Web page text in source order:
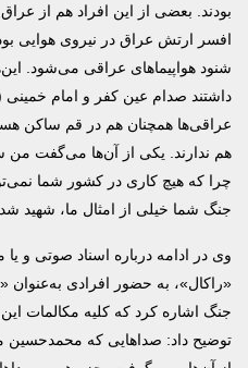
بودند. بعضی از این افراد هم از
افسر ارتش عراق در نیروی هوایی
شنود هواپیماهای عراقی می‌شود.
داشتند صدام عین کفر و امام
عراقی‌ها همچنان هم در قم ساکن
هم ندارند. یکی از آن‌ها می‌گفت من
چرا که هیچ کاری در کشور شما
جنگ شما خیلی از امثال ما، شهید
وی در ادامه درباره اسناد صوتی و
«راکال»، به حضور افرادی به‌عنوان
جنگ اشاره کرد که کلیه مکالمات
توضیح داد: صداهایی که محمدحسین